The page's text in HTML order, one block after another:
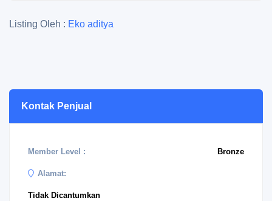
Listing Oleh : Eko aditya
Kontak Penjual
Member Level : Bronze
Alamat:
Tidak Dicantumkan